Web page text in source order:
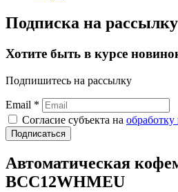
Подписка на рассылку
Хотите быть в курсе
Подпишитесь на рассылку
Email *
Согласие субъекта на
Подписаться
Автоматическая
BCC12WHMEU